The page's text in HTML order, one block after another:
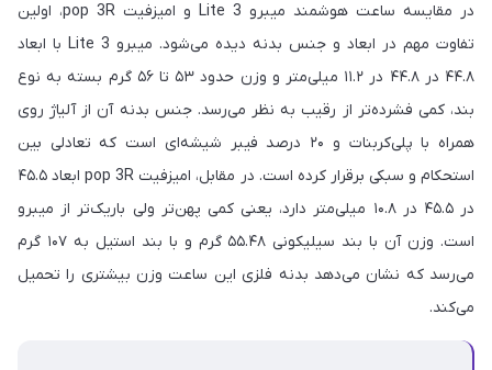
در مقایسه ساعت هوشمند میبرو Lite 3 و امیزفیت pop 3R، اولین
تفاوت مهم در ابعاد و جنس بدنه دیده می‌شود. میبرو Lite 3 با ابعاد
۴۴.۸ در ۴۴.۸ در ۱۱.۲ میلی‌متر و وزن حدود ۵۳ تا ۵۶ گرم بسته به نوع
بند، کمی فشرده‌تر از رقیب به نظر می‌رسد. جنس بدنه آن از آلیاژ روی
همراه با پلی‌کربنات و ۲۰ درصد فیبر شیشه‌ای است که تعادلی بین
استحکام و سبکی برقرار کرده است. در مقابل، امیزفیت pop 3R ابعاد ۴۵.۵
در ۴۵.۵ در ۱۰.۸ میلی‌متر دارد، یعنی کمی پهن‌تر ولی باریک‌تر از میبرو
است. وزن آن با بند سیلیکونی ۵۵.۴۸ گرم و با بند استیل به ۱۰۷ گرم
می‌رسد که نشان می‌دهد بدنه فلزی این ساعت وزن بیشتری را تحمیل
می‌کند.